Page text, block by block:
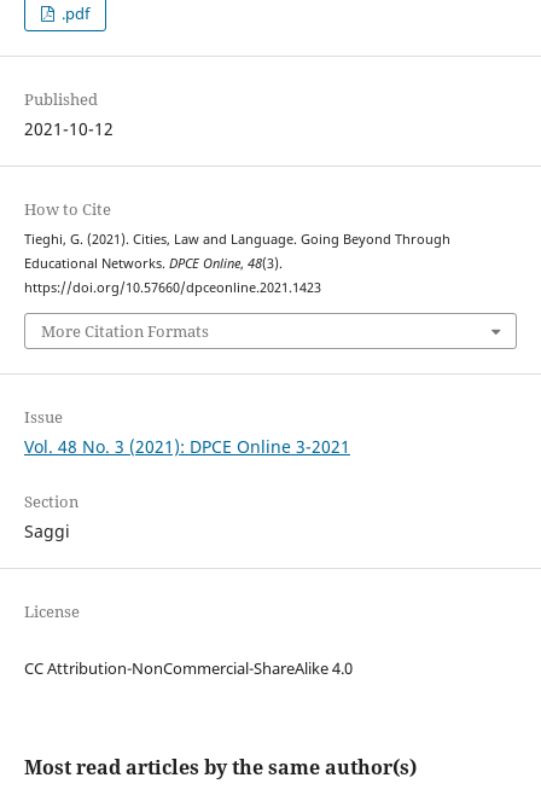
.pdf
Published
2021-10-12
How to Cite
Tieghi, G. (2021). Cities, Law and Language. Going Beyond Through
Educational Networks. DPCE Online, 48(3).
https://doi.org/10.57660/dpceonline.2021.1423
More Citation Formats
Issue
Vol. 48 No. 3 (2021): DPCE Online 3-2021
Section
Saggi
License
CC Attribution-NonCommercial-ShareAlike 4.0
Most read articles by the same author(s)